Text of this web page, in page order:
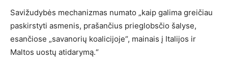
Savižudybės mechanizmas numato „kaip galima greičiau
paskirstyti asmenis, prašančius prieglobsčio šalyse,
esančiose „savanorių koalicijoje“, mainais į Italijos ir
Maltos uostų atidarymą.“